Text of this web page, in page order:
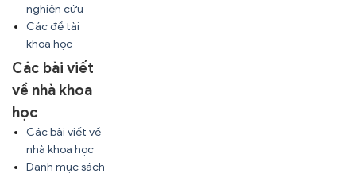
nghiên cứu
Các đề tài
khoa học
Các bài viết
về nhà khoa
học
Các bài viết về
nhà khoa học
Danh mục sách